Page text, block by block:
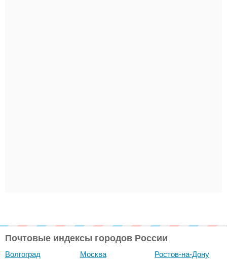
Почтовые индексы городов России
Волгоград Москва Ростов-на-Дону